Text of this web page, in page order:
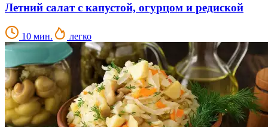
Летний салат с капустой, огурцом и редиской
10 мин. легко